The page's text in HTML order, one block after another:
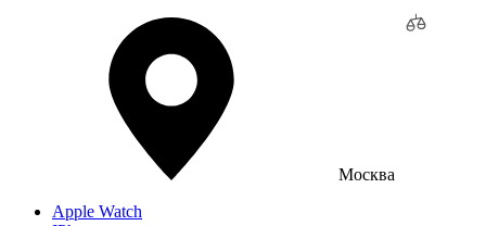
Москва
Apple Watch